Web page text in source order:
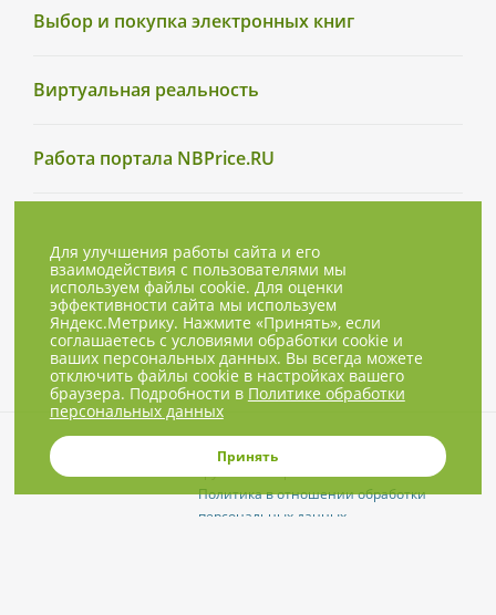
Выбор и покупка электронных книг
Виртуальная реальность
Работа портала NBPrice.RU
© 2001-2026, NBPrice.ru — проект
Политика в отношении обработки
персональных данных
Для улучшения работы сайта и его
взаимодействия с пользователями мы
используем файлы cookie. Для оценки
эффективности сайта мы используем
Яндекс.Метрику. Нажмите «Принять», если
соглашаетесь с условиями обработки cookie и
ваших персональных данных. Вы всегда можете
отключить файлы cookie в настройках вашего
браузера. Подробности в Политике обработки
персональных данных
Принять